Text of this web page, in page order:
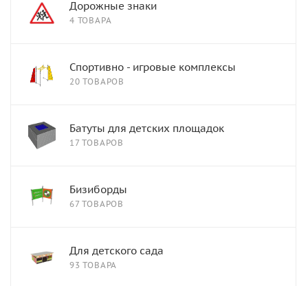
Дорожные знаки
4 ТОВАРА
Спортивно - игровые комплексы
20 ТОВАРОВ
Батуты для детских площадок
17 ТОВАРОВ
Бизиборды
67 ТОВАРОВ
Для детского сада
93 ТОВАРА